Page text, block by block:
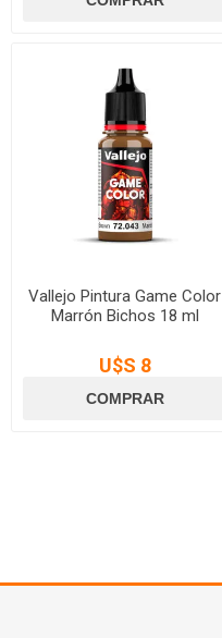
Vallejo Pintura Game Color
Marrón Bichos 18 ml
U$S 8